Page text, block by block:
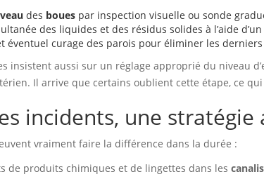
des boues par inspection visuelle ou sonde
des liquides et des résidus solides à l’aide
éventuel curage des parois pour éliminer les
insistent aussi sur un réglage approprié du niveau
Il arrive que certains oublient cette étape, ce
incidents, une stratégie
vraiment faire la différence dans la durée :
de produits chimiques et de lingettes dans les